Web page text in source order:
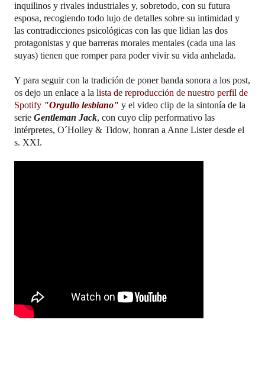
inquilinos y rivales industriales y, sobretodo, con su futura
esposa, recogiendo todo lujo de detalles sobre su intimidad y
las contradicciones psicológicas con las que lidian las dos
protagonistas y que barreras morales mentales (cada una las
suyas) tienen que romper para poder vivir su vida anhelada.
Y para seguir con la tradición de poner banda sonora a los post,
os dejo un enlace a la lista de reproducción de nuestro perfil de
Spotify "Orgullo lesbiano" y el video clip de la sintonía de la
serie Gentleman Jack, con cuyo clip performativo las
intérpretes, O´Holley & Tidow, honran a Anne Lister desde el
s. XXI.